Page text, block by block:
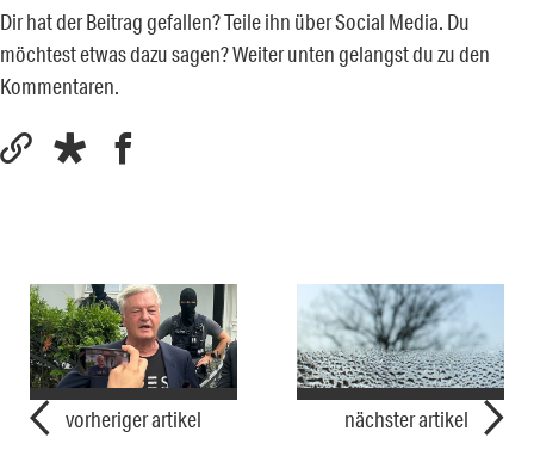
Dir hat der Beitrag gefallen? Teile ihn über Social Media. Du
möchtest etwas dazu sagen? Weiter unten gelangst du zu den
Kommentaren.
vorheriger artikel nächster artikel